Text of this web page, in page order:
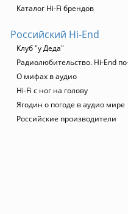
Каталог Hi-Fi брендов
Российский Hi-End
Клуб "у Деда"
Радиолюбительство. Hi-End
О мифах в аудио
Hi-Fi с ног на голову
Ягодин о погоде в аудио мире
Российские производители